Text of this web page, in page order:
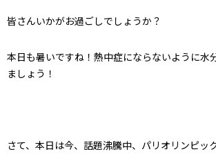
皆さんいかがお過ごしでしょうか？
本日も暑いですね！熱中症にならないように水
ましょう！
さて、本日は今、話題沸騰中、パリオリンピッ